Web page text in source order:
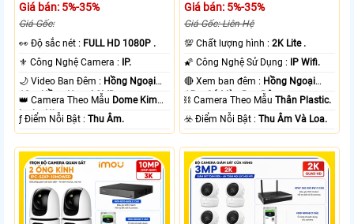
Giá bán: 5%-35%
Giá Gốc:
️👀 Độ sắc nét : FULL HD 1080P .
⚜️ Công Nghệ Camera :
IP.
🌙 Video Ban Đêm : Hồng Ngoại
10m Hồng Ngoại SMD.
👑 Camera Theo Mẫu Dome Kim
loại + Nhựa.
️ƒ Điểm Nỗi Bật :Thu Âm.
Giá bán: 5%-35%
Giá Gốc: Liên Hệ
💯 Chất lượng hình :2K Lite .
🌠 Công Nghệ Sử Dụng :
IP Wifi.
🔴 Xem ban đêm : Hồng Ngoại
15m Có Màu Ban Ðêm.
⛓ Camera Theo MẫuThân Plastic.
️☣️ Điểm Nỗi Bật :Thu Âm Và Loa.